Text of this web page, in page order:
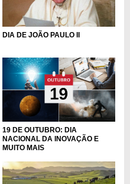
DIA DE JOÃO PAULO II
19 DE OUTUBRO: DIA
NACIONAL DA INOVAÇÃO E
MUITO MAIS